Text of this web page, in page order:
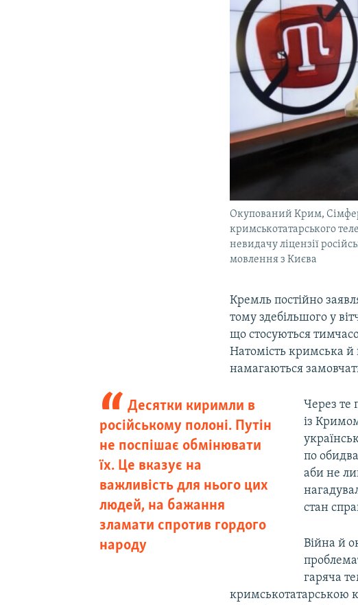
Окупований Крим,
кримськотатарського
невидачу ліцензії
мовлення з Києва
Кремль постійно
тому здебільшого у
що стосуються
Натомість кримська й
намагаються
Десятки киримли в
російському полоні. Путін
не поспішає обмінювати
їх. Це вказує на
важливість для нього цих
людей, на бажання
зламати спротив гордого
народу
Через те
із
по
аби не
стан
Війна й
гаряча
кримськотатарською